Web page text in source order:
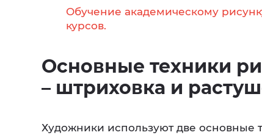
Обучение академическому
курсов.
Основные техники
– штриховка и
Художники используют две основные